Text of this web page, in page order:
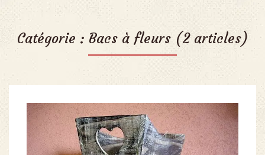
Catégorie : Bacs à fleurs (2 articles)